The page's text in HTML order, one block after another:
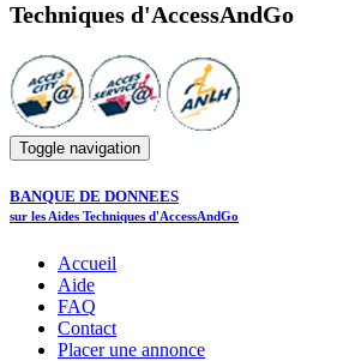
Techniques d'AccessAndGo
Toggle navigation
BANQUE DE DONNEES
sur les Aides Techniques d'AccessAndGo
Accueil
Aide
FAQ
Contact
Placer une annonce